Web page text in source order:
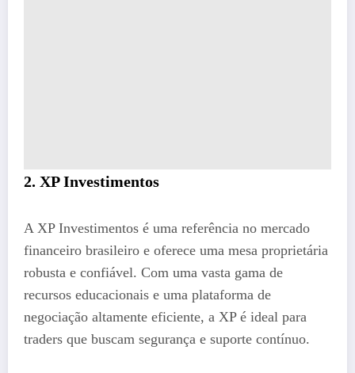
2. XP Investimentos
A XP Investimentos é uma referência no mercado
financeiro brasileiro e oferece uma mesa proprietária
robusta e confiável. Com uma vasta gama de
recursos educacionais e uma plataforma de
negociação altamente eficiente, a XP é ideal para
traders que buscam segurança e suporte contínuo.